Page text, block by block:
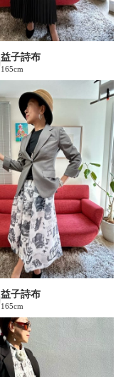
益子詩布
165cm
益子詩布
165cm